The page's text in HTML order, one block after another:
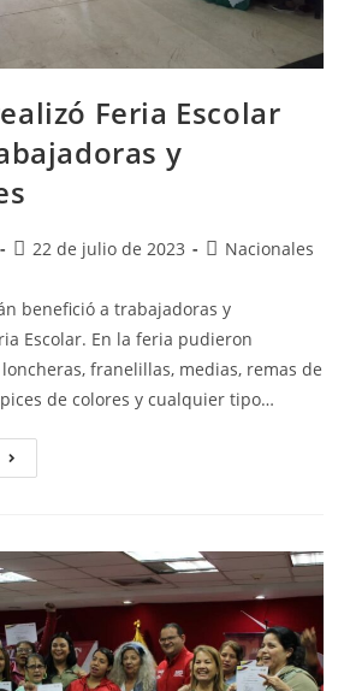
Feria Escolar
y
22 de julio de 2023 Nacionales
benefició a trabajadoras y
Escolar. En la feria pudieron
franelillas, medias, remas de
de colores y cualquier tipo…